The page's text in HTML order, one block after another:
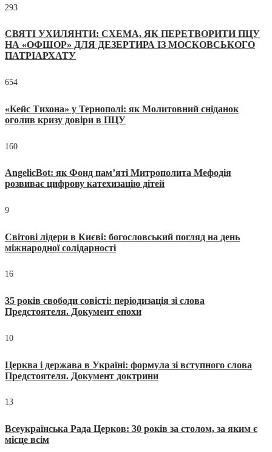
293
СВЯТІ УХИЛЯНТИ: СХЕМА, ЯК ПЕРЕТВОРИТИ ПЦУ
НА «ОФШОР» ДЛЯ ДЕЗЕРТИРА ІЗ МОСКОВСЬКОГО
ПАТРІАРХАТУ
654
«Кейс Тихона» у Тернополі: як Молитовний сніданок
оголив кризу довіри в ПЦУ
160
AngelicBot: як Фонд пам’яті Митрополита Мефодія
розвиває цифрову катехизацію дітей
9
Світові лідери в Києві: богословський погляд на день
міжнародної солідарності
16
35 років свободи совісті: періодизація зі слова
Предстоятеля. Документ епохи
10
Церква і держава в Україні: формула зі вступного слова
Предстоятеля. Документ доктрини
13
Всеукраїнська Рада Церков: 30 років за столом, за яким є
місце всім